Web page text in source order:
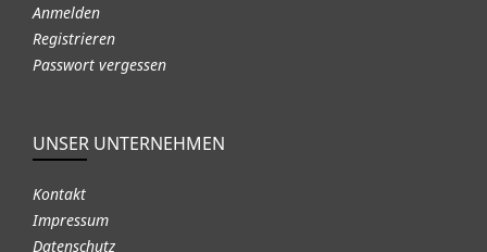
Anmelden
Registrieren
Passwort vergessen
UNSER UNTERNEHMEN
Kontakt
Impressum
Datenschutz